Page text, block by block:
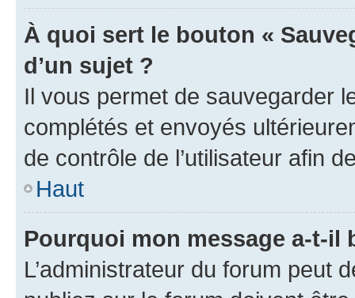
À quoi sert le bouton «
d’un sujet ?
Il vous permet de sauvegarder
complétés et envoyés
de contrôle de l’utilisateur afin
Haut
Pourquoi mon message a-t-il
L’administrateur du forum peut